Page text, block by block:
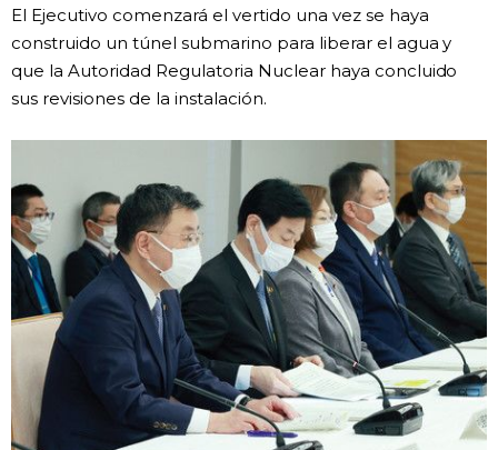
Blog
Tokio
El Ejecutivo comenzará el vertido una vez se haya
construido un túnel submarino para liberar el agua y
que la Autoridad Regulatoria Nuclear haya concluido
sus revisiones de la instalación.